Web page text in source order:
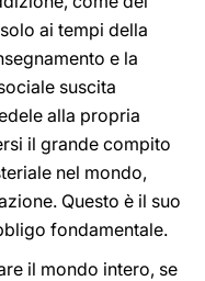
ai tempi della
e la
suscita
alla propria
il grande compito
nel mondo,
Questo è il suo
fondamentale.
il mondo intero, se